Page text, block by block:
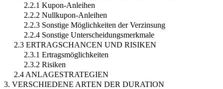
2.2.1 Kupon-Anleihen
2.2.2 Nullkupon-Anleihen
2.2.3 Sonstige Möglichkeiten der Verzinsung
2.2.4 Sonstige Unterscheidungsmerkmale
2.3 ERTRAGSCHANCEN UND RISIKEN
2.3.1 Ertragsmöglichkeiten
2.3.2 Risiken
2.4 ANLAGESTRATEGIEN
3. VERSCHIEDENE ARTEN DER DURATION